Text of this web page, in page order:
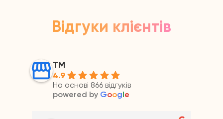
Відгуки клієнтів
ТМ
4.9
На основі 866 відгуків
powered by Google